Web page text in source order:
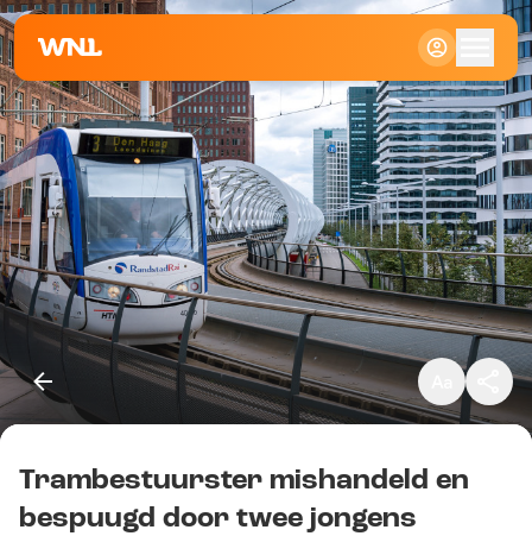
Klein
Standaard
Groot
Kopieer link
Trambestuurster mishandeld en
bespuugd door twee jongens